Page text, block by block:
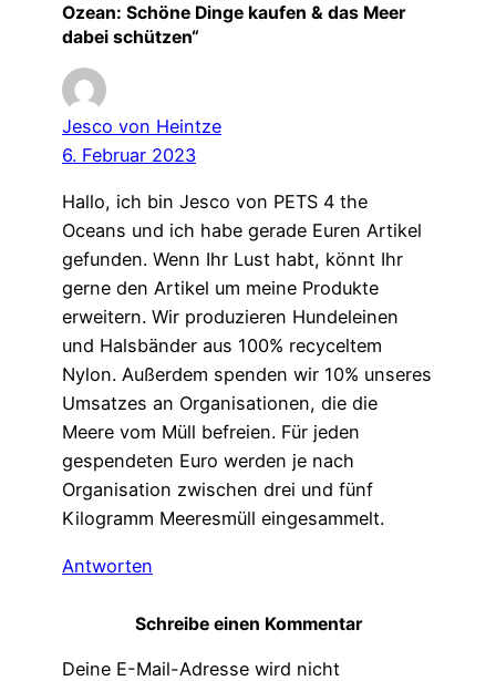
Ozean: Schöne Dinge kaufen & das Meer
dabei schützen“
Jesco von Heintze
6. Februar 2023
Hallo, ich bin Jesco von PETS 4 the
Oceans und ich habe gerade Euren Artikel
gefunden. Wenn Ihr Lust habt, könnt Ihr
gerne den Artikel um meine Produkte
erweitern. Wir produzieren Hundeleinen
und Halsbänder aus 100% recyceltem
Nylon. Außerdem spenden wir 10% unseres
Umsatzes an Organisationen, die die
Meere vom Müll befreien. Für jeden
gespendeten Euro werden je nach
Organisation zwischen drei und fünf
Kilogramm Meeresmüll eingesammelt.
Antworten
Schreibe einen Kommentar
Deine E-Mail-Adresse wird nicht